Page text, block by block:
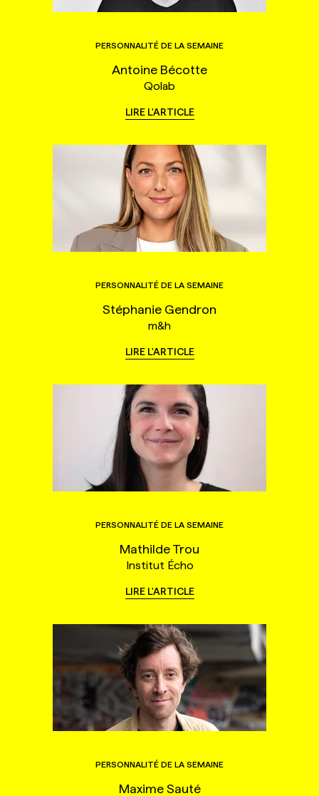
PERSONNALITÉ DE LA SEMAINE
Antoine Bécotte
Qolab
LIRE L'ARTICLE
PERSONNALITÉ DE LA SEMAINE
Stéphanie Gendron
m&h
LIRE L'ARTICLE
PERSONNALITÉ DE LA SEMAINE
Mathilde Trou
Institut Écho
LIRE L'ARTICLE
PERSONNALITÉ DE LA SEMAINE
Maxime Sauté